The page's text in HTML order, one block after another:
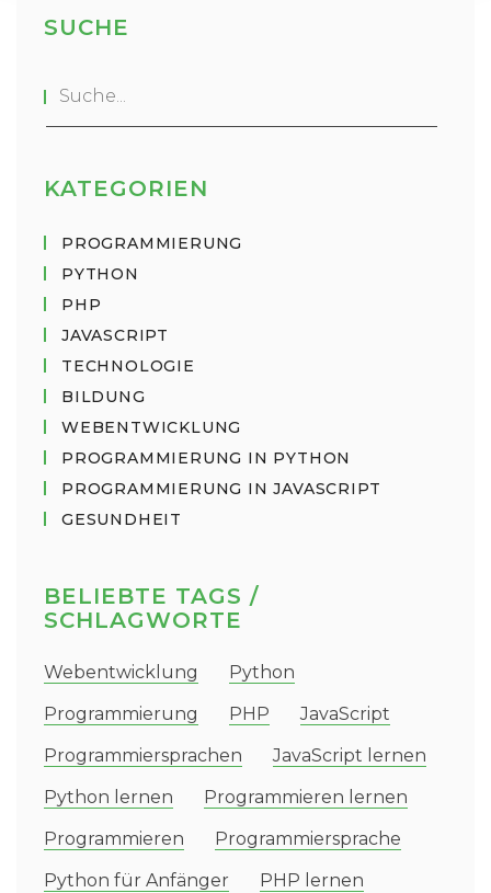
SUCHE
KATEGORIEN
PROGRAMMIERUNG
PYTHON
PHP
JAVASCRIPT
TECHNOLOGIE
BILDUNG
WEBENTWICKLUNG
PROGRAMMIERUNG IN PYTHON
PROGRAMMIERUNG IN JAVASCRIPT
GESUNDHEIT
BELIEBTE TAGS /
SCHLAGWORTE
Webentwicklung
Python
Programmierung
PHP
JavaScript
Programmiersprachen
JavaScript lernen
Python lernen
Programmieren lernen
Programmieren
Programmiersprache
Python für Anfänger
PHP lernen